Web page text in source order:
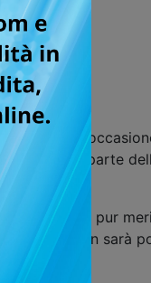
a far parte
Autori, pur
Napoli, non sarà